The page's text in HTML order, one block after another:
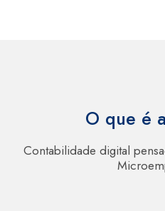
O que é
Contabilidade digital